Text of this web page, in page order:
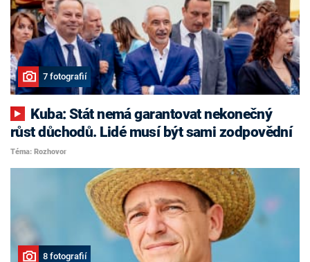
7 fotografií
růst důchodů. Lidé musí být sami zodpovědní
Téma: Rozhovor
8 fotografií